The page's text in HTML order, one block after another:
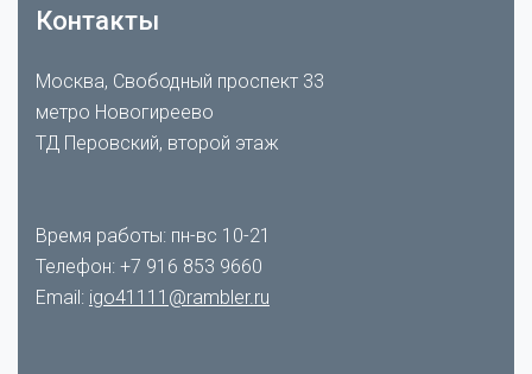
Контакты
Москва, Свободный проспект 33
метро Новогиреево
ТД Перовский, второй этаж
Время работы: пн-вс 10-21
Телефон: +7 916 853 9660
Email: igo41111@rambler.ru